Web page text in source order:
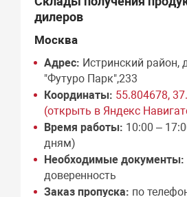
дилеров
Москва
Адрес: Истринский район,
"Футуро Парк",233
Координаты: 55.804678,
(открыть в Яндекс
Время работы: 10:00 –
дням)
Необходимые документы:
доверенность
Заказ пропуска: по